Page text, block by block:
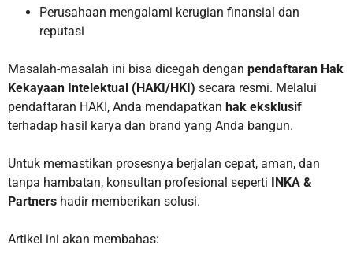
Perusahaan mengalami kerugian finansial dan
reputasi
Masalah-masalah ini bisa dicegah dengan pendaftaran Hak
Kekayaan Intelektual (HAKI/HKI) secara resmi. Melalui
pendaftaran HAKI, Anda mendapatkan hak eksklusif
terhadap hasil karya dan brand yang Anda bangun.
Untuk memastikan prosesnya berjalan cepat, aman, dan
tanpa hambatan, konsultan profesional seperti
INKA &
Partners hadir memberikan solusi.
Artikel ini akan membahas: